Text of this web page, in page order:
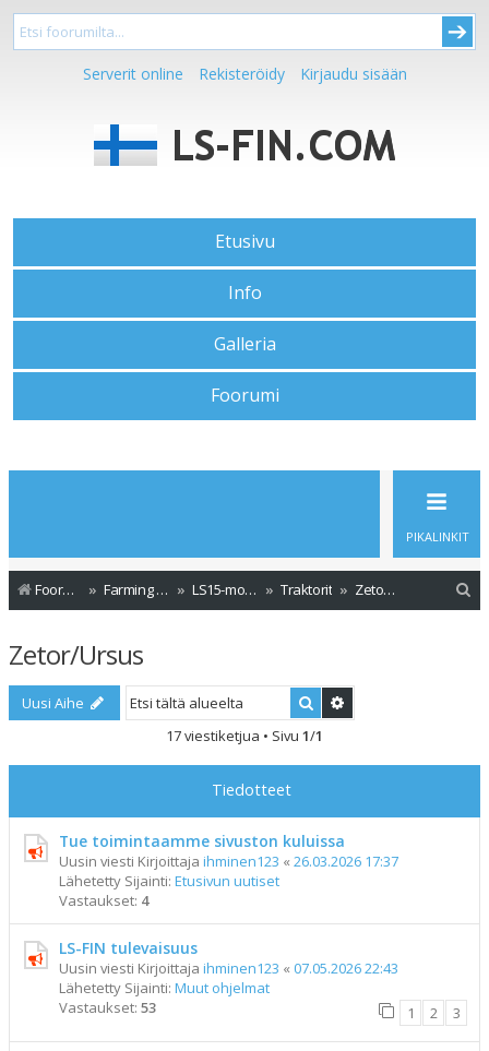
Serverit online Rekisteröidy Kirjaudu sisään
Etusivu
Info
Galleria
Foorumi
PIKALINKIT
Foorumin etusivu Farming Simulator - Modit LS15-modit Traktorit Zetor/Ursus
Zetor/Ursus
Uusi Aihe Etsi
17 viestiketjua • Sivu 1/1
Tiedotteet
Tue toimintaamme sivuston kuluissa
Uusin viesti Kirjoittaja ihminen123 « 26.03.2026 17:37
Lähetetty Sijainti: Etusivun uutiset
Vastaukset: 4
LS-FIN tulevaisuus
Uusin viesti Kirjoittaja ihminen123 « 07.05.2026 22:43
Lähetetty Sijainti: Muut ohjelmat
Vastaukset: 53 1 2 3